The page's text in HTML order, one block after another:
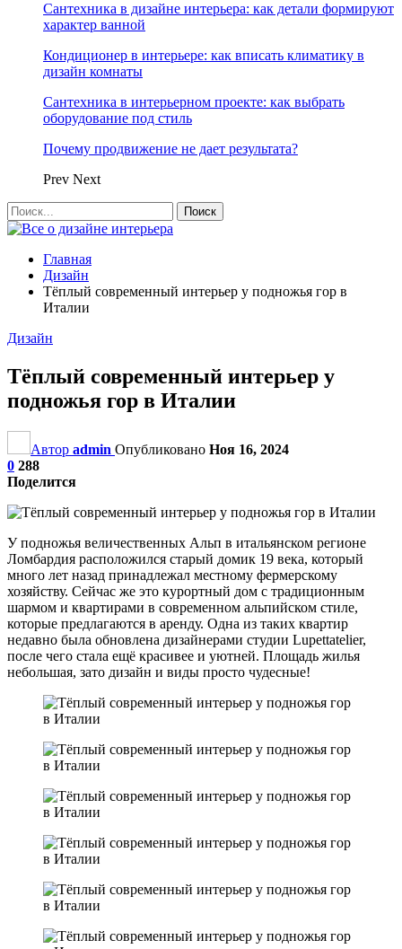
Сантехника в дизайне интерьера: как детали формируют
характер ванной
Кондиционер в интерьере: как вписать климатику в
дизайн комнаты
Сантехника в интерьерном проекте: как выбрать
оборудование под стиль
Почему продвижение не дает результата?
Prev Next
Главная
Дизайн
Тёплый современный интерьер у подножья гор в
Италии
Дизайн
Тёплый современный интерьер у
подножья гор в Италии
Автор admin Опубликовано Ноя 16, 2024
0 288
Поделится
У подножья величественных Альп в итальянском регионе
Ломбардия расположился старый домик 19 века, который
много лет назад принадлежал местному фермерскому
хозяйству. Сейчас же это курортный дом с традиционным
шармом и квартирами в современном альпийском стиле,
которые предлагаются в аренду. Одна из таких квартир
недавно была обновлена дизайнерами студии Lupettatelier,
после чего стала ещё красивее и уютней. Площадь жилья
небольшая, зато дизайн и виды просто чудесные!